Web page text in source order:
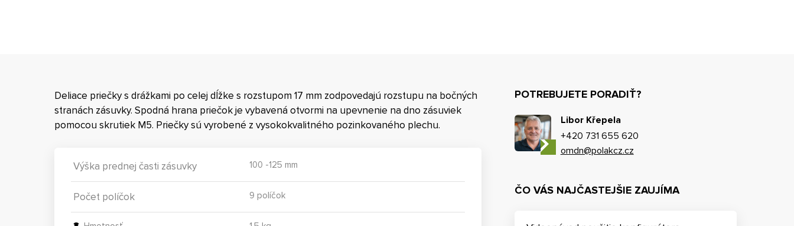
Deliace priečky s drážkami po celej dĺžke s rozstupom 17 mm zodpovedajú rozstupu na bočných
stranách zásuvky. Spodná hrana priečok je vybavená otvormi na upevnenie na dno zásuviek
pomocou skrutiek M5. Priečky sú vyrobené z vysokokvalitného pozinkovaného plechu.
Výška prednej časti zásuvky 100 -125 mm
Počet políčok 9 políčok
POTREBUJETE PORADIŤ?
Libor Křepela
+420 731 655 620
omdn@polakcz.cz
ČO VÁS NAJČASTEJŠIE ZAUJÍMA